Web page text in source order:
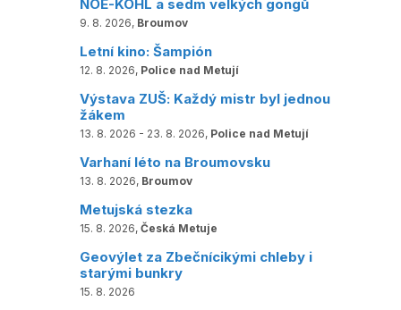
NOE-KOHL a sedm velkých gongů
9. 8. 2026, Broumov
Letní kino: Šampión
12. 8. 2026, Police nad Metují
Výstava ZUŠ: Každý mistr byl jednou
žákem
13. 8. 2026 - 23. 8. 2026, Police nad Metují
Varhaní léto na Broumovsku
13. 8. 2026, Broumov
Metujská stezka
15. 8. 2026, Česká Metuje
Geovýlet za Zbečnícikými chleby i
starými bunkry
15. 8. 2026